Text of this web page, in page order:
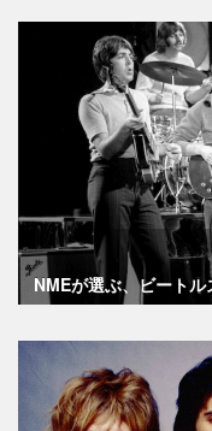
NMEが選ぶ、ビート